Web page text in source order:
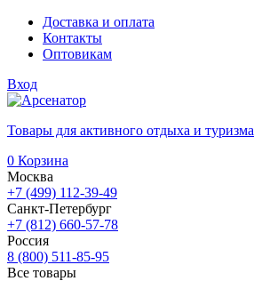
Доставка и оплата
Контакты
Оптовикам
Вход
Товары для активного отдыха и туризма
0 Корзина
Москва
+7 (499) 112-39-49
Санкт-Петербург
+7 (812) 660-57-78
Россия
8 (800) 511-85-95
Все товары